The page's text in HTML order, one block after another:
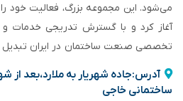
می‌شود. این مجموعه بزرگ، فعالیت خود
آغاز کرد و با گسترش تدریجی خدمات و
تخصصی صنعت ساختمان در ایران
آدرس:جاده شهریار به ملارد،بعد از
ساختمانی خاجی